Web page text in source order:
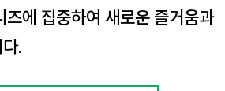
즈에 집중하여 새로운 즐거움과
.